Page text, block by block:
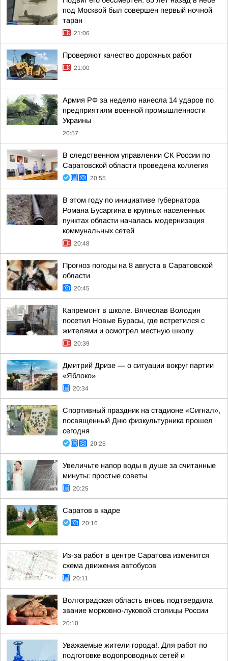
под Москвой был совершен первый ночной
таран
21:06
Проверяют качество дорожных работ
21:00
Армия РФ за неделю нанесла 14 ударов по
предприятиям военной промышленности
Украины
20:57
В следственном управлении СК России по
Саратовской области проведена коллегия
20:55
В этом году по инициативе губернатора
Романа Бусаргина в крупных населенных
пунктах области началась модернизация
коммунальных сетей
20:48
Прогноз погоды на 8 августа в Саратовской
области
20:45
Капремонт в школе. Вячеслав Володин
посетил Новые Бурасы, где встретился с
жителями и осмотрел местную школу
20:39
Дмитрий Дризе — о ситуации вокруг партии
«Яблоко»
20:34
Спортивный праздник на стадионе «Сигнал»,
посвященный Дню физкультурника прошел
сегодня
20:25
Увеличьте напор воды в душе за считанные
минуты: простые советы
20:25
Саратов в кадре
20:16
Из-за работ в центре Саратова изменится
схема движения автобусов
20:11
Волгоградская область вновь подтвердила
звание морковно-луковой столицы России
20:10
Уважаемые жители города!. Для работ по
подготовке водопроводных сетей и